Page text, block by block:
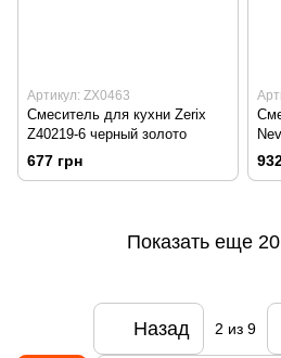
Артикул: ZX0463
Смеситель для кухни Zerix
Z40219-6 черный золото
677 грн
Показать еще
Назад 2 из 9